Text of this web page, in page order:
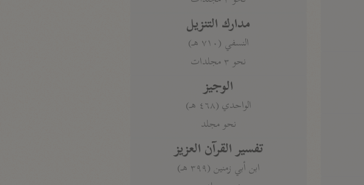
مدارك التنزيل
النسفي (٧١٠ هـ)
نحو ٣ مجلدات
الوجيز
الواحدي (٤٦٨ هـ)
نحو مجلد
تفسير القرآن العزيز
ابن أبي زمنين (٣٩٩ هـ)